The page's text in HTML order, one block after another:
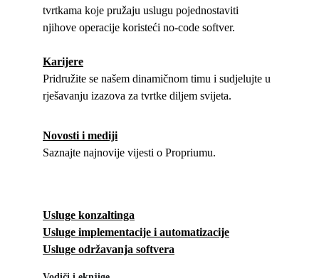
tvrtkama koje pružaju uslugu pojednostaviti
njihove operacije koristeći no-code softver.
Karijere
Pridružite se našem dinamičnom timu i sudjelujte u
rješavanju izazova za tvrtke diljem svijeta.
Novosti i mediji
Saznajte najnovije vijesti o Propriumu.
Usluge konzaltinga
Usluge implementacije i automatizacije
Usluge održavanja softvera